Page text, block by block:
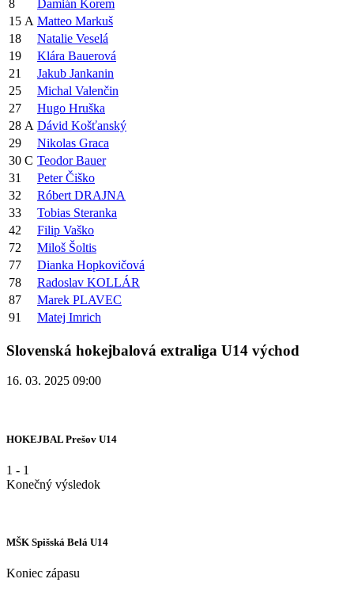
8
Damián Korem
15 A Matteo Markuš
18
Natalie Veselá
19
Klára Bauerová
21
Jakub Jankanin
25
Michal Valenčin
27
Hugo Hruška
28 A Dávid Košťanský
29
Nikolas Graca
30 C Teodor Bauer
31
Peter Čiško
32
Róbert DRAJNA
33
Tobias Steranka
42
Filip Vaško
72
Miloš Šoltis
77
Dianka Hopkovičová
78
Radoslav KOLLÁR
87
Marek PLAVEC
91
Matej Imrich
Slovenská hokejbalová extraliga U14 východ
16. 03. 2025 09:00
HOKEJBAL Prešov U14
1 - 1
Konečný výsledok
MŠK Spišská Belá U14
Koniec zápasu